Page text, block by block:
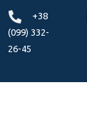
+38
(099) 332-
26-45